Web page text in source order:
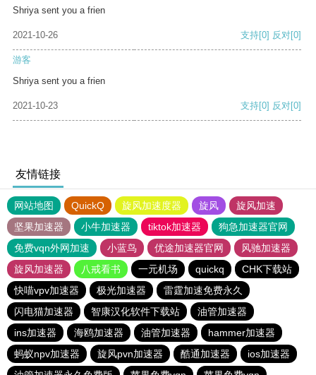
Shriya sent you a frien
2021-10-26 支持[0] 反对[0]
游客
Shriya sent you a frien
2021-10-23 支持[0] 反对[0]
友情链接
网站地图 QuickQ 旋风加速度器 旋风
旋风加速
坚果加速器
小牛加速器 tiktok加速器
狗急加速器官网
免费vqn外网加速
小蓝鸟 优途加速器官网
风驰加速器
旋风加速器
八戒看书 一元机场 quickq
CHK下载站
快喵vpv加速器
极光加速器
雷霆加速免费永久
闪电猫加速器
智康汉化软件下载站
油管加速器
ins加速器
海鸥加速器 油管加速器
hammer加速器
蚂蚁npv加速器
旋风pvn加速器 酷通加速器
ios加速器